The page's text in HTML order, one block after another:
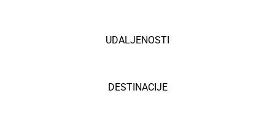
UDALJENOSTI
DESTINACIJE